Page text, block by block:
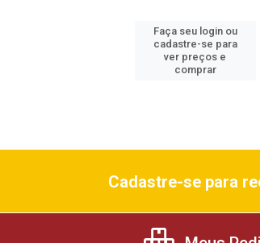
Faça seu login ou
cadastre-se para
ver preços e
comprar
Cadastre-se para